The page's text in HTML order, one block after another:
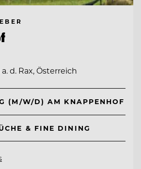
d. Rax, Österreich
(M/W/D) AM KNAPPENHOF
& FINE DINING